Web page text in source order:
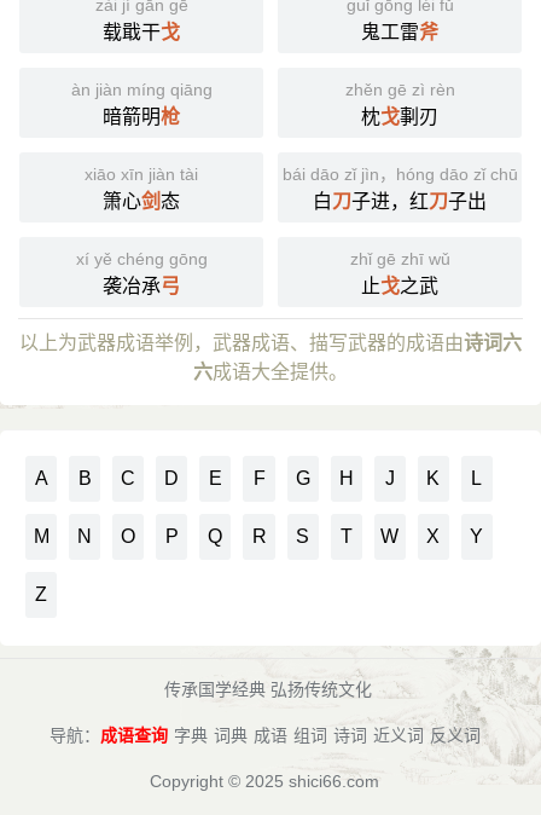
zài jí gān gē
载戢干戈
guǐ gōng léi fǔ
鬼工雷斧
àn jiàn míng qiāng
暗箭明枪
zhěn gē zì rèn
枕戈剚刃
xiāo xīn jiàn tài
箫心剑态
bái dāo zǐ jìn，hóng dāo zǐ chū
白刀子进，红刀子出
xí yě chéng gōng
袭冶承弓
zhǐ gē zhī wǔ
止戈之武
以上为武器成语举例，武器成语、描写武器的成语由诗词六
六成语大全提供。
A B C D E F G H J K L
M N O P Q R S T W X Y
Z
传承国学经典 弘扬传统文化
导航： 成语查询 字典 词典 成语 组词 诗词 近义词 反义词
Copyright © 2025 shici66.com